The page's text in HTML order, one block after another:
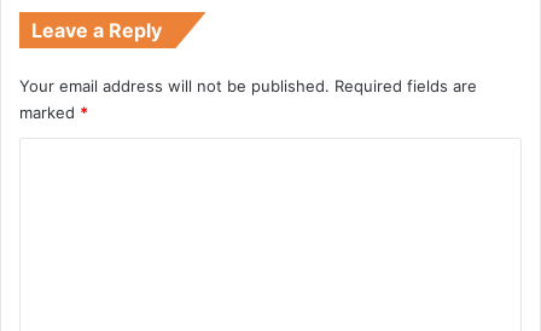
Leave a Reply
Your email address will not be published. Required fields are
marked *